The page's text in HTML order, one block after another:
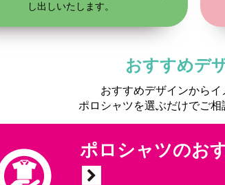
し出しいたします。
おすすめデ
おすすめデザインからイ
ポロシャツを選ぶだけでご相
ポロシャツのお